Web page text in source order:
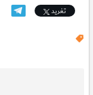
تغريد